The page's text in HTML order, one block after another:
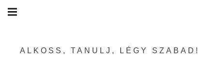
Skip
ALKOSS, TANULJ, LÉGY SZABAD!
navigation